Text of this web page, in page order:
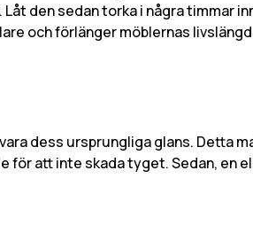
den sedan torka i några timmar
och förlänger möblernas
dess ursprungliga glans. Detta
att inte skada tyget. Sedan, en